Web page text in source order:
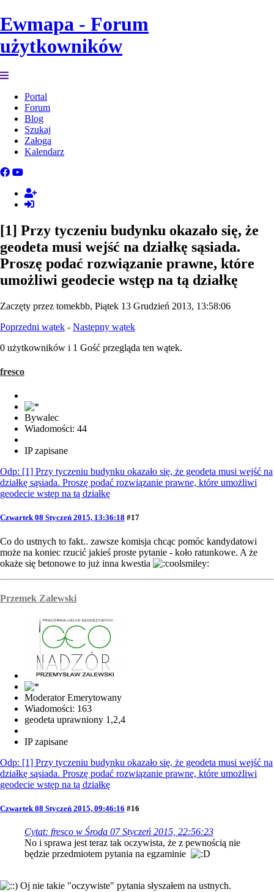
Ewmapa - Forum
użytkowników
Portal
Forum
Blog
Szukaj
Załoga
Kalendarz
[1] Przy tyczeniu budynku okazało się, że
geodeta musi wejść na działkę sąsiada.
Proszę podać rozwiązanie prawne, które
umożliwi geodecie wstęp na tą działkę
Zaczęty przez tomekbb, Piątek 13 Grudzień 2013, 13:58:06
Poprzedni wątek - Następny wątek
0 użytkowników i 1 Gość przegląda ten wątek.
fresco
Bywalec
Wiadomości: 44
IP zapisane
Odp: [1] Przy tyczeniu budynku okazało się, że geodeta musi wejść na
działkę sąsiada. Proszę podać rozwiązanie prawne, które umożliwi
geodecie wstęp na tą działkę
Czwartek 08 Styczeń 2015, 13:36:18 #17
Co do ustnych to fakt.. zawsze komisja chcąc pomóc kandydatowi
może na koniec rzucić jakieś proste pytanie - koło ratunkowe. A że
okaże się betonowe to już inna kwestia
Przemek Zalewski
Moderator Emerytowany
Wiadomości: 163
geodeta uprawniony 1,2,4
IP zapisane
Odp: [1] Przy tyczeniu budynku okazało się, że geodeta musi wejść na
działkę sąsiada. Proszę podać rozwiązanie prawne, które umożliwi
geodecie wstęp na tą działkę
Czwartek 08 Styczeń 2015, 09:46:16 #16
Cytat: fresco w Środa 07 Styczeń 2015, 22:56:23
No i sprawa jest teraz tak oczywista, że z pewnością nie
będzie przedmiotem pytania na egzaminie
Oj nie takie "oczywiste" pytania słyszałem na ustnych.